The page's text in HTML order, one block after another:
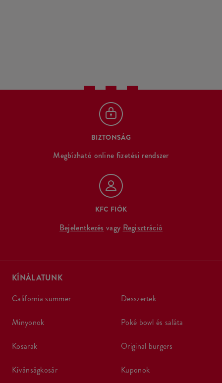
BIZTONSÁG
Megbízható online fizetési rendszer
KFC FIÓK
Bejelentkezés vagy Regisztráció
KÍNÁLATUNK
california summer
minyonok
kosarak
kívánságkosár
desszertek
poké bowl és saláta
original burgers
kuponok